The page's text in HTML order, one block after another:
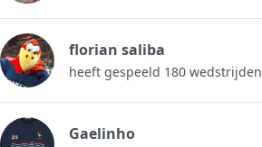
florian saliba
heeft gespeeld 180 wedstrijden
Gaelinho